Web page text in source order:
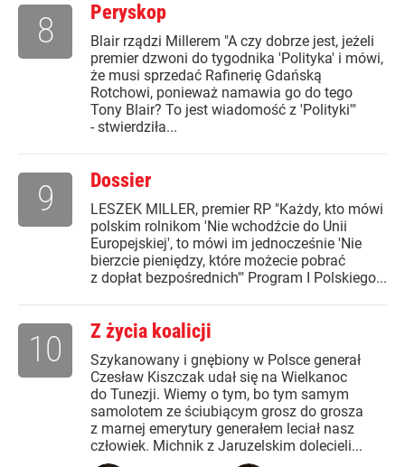
Peryskop
Blair rządzi Millerem "A czy dobrze jest, jeżeli
premier dzwoni do tygodnika 'Polityka' i mówi,
że musi sprzedać Rafinerię Gdańską
Rotchowi, ponieważ namawia go do tego
Tony Blair? To jest wiadomość z 'Polityki'"
- stwierdziła...
8
Dossier
LESZEK MILLER, premier RP "Każdy, kto mówi
polskim rolnikom 'Nie wchodźcie do Unii
Europejskiej', to mówi im jednocześnie 'Nie
bierzcie pieniędzy, które możecie pobrać
z dopłat bezpośrednich'" Program I Polskiego...
9
Z życia koalicji
Szykanowany i gnębiony w Polsce generał
Czesław Kiszczak udał się na Wielkanoc
do Tunezji. Wiemy o tym, bo tym samym
samolotem ze ściubiącym grosz do grosza
z marnej emerytury generałem leciał nasz
człowiek. Michnik z Jaruzelskim dolecieli...
10